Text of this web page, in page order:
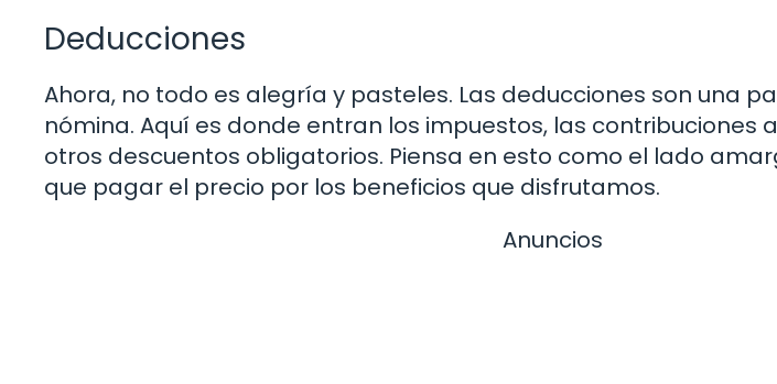
Deducciones
Ahora, no todo es alegría y pasteles. Las deducciones son una
nómina. Aquí es donde entran los impuestos, las contribuciones
otros descuentos obligatorios. Piensa en esto como el lado
que pagar el precio por los beneficios que disfrutamos.
Anuncios